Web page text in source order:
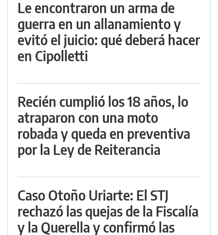
Le encontraron un arma de
guerra en un allanamiento y
evitó el juicio: qué deberá hacer
en Cipolletti
Recién cumplió los 18 años, lo
atraparon con una moto
robada y queda en preventiva
por la Ley de Reiterancia
Caso Otoño Uriarte: El STJ
rechazó las quejas de la Fiscalía
y la Querella y confirmó las